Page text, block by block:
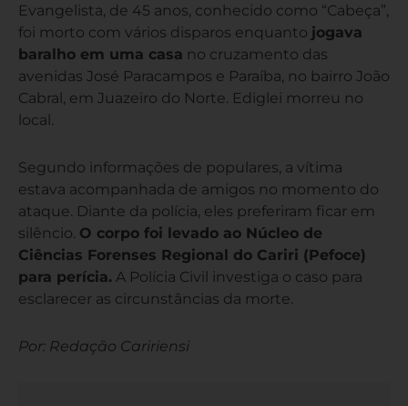
Evangelista, de 45 anos, conhecido como “Cabeça”,
foi morto com vários disparos enquanto jogava
baralho em uma casa no cruzamento das
avenidas José Paracampos e Paraíba, no bairro João
Cabral, em Juazeiro do Norte. Ediglei morreu no
local.
Segundo informações de populares, a vítima
estava acompanhada de amigos no momento do
ataque. Diante da polícia, eles preferiram ficar em
silêncio. O corpo foi levado ao Núcleo de
Ciências Forenses Regional do Cariri (Pefoce)
para perícia. A Polícia Civil investiga o caso para
esclarecer as circunstâncias da morte.
Por: Redação Caririensi